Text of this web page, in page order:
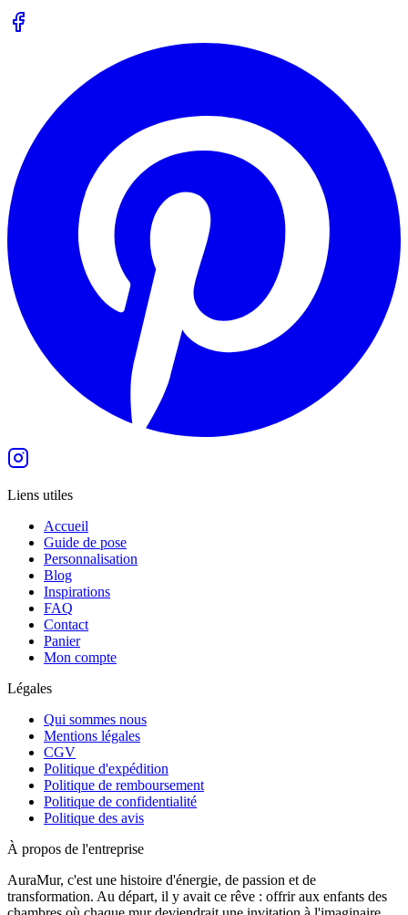
Liens utiles
Accueil
Guide de pose
Personnalisation
Blog
Inspirations
FAQ
Contact
Panier
Mon compte
Légales
Qui sommes nous
Mentions légales
CGV
Politique d'expédition
Politique de remboursement
Politique de confidentialité
Politique des avis
À propos de l'entreprise
AuraMur, c'est une histoire d'énergie, de passion et de
transformation. Au départ, il y avait ce rêve : offrir aux enfants des